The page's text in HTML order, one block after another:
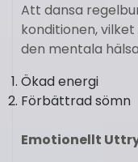
Att dansa
konditionen,
den mentala
Ökad energi
Förbättrad sömn
Emotionellt